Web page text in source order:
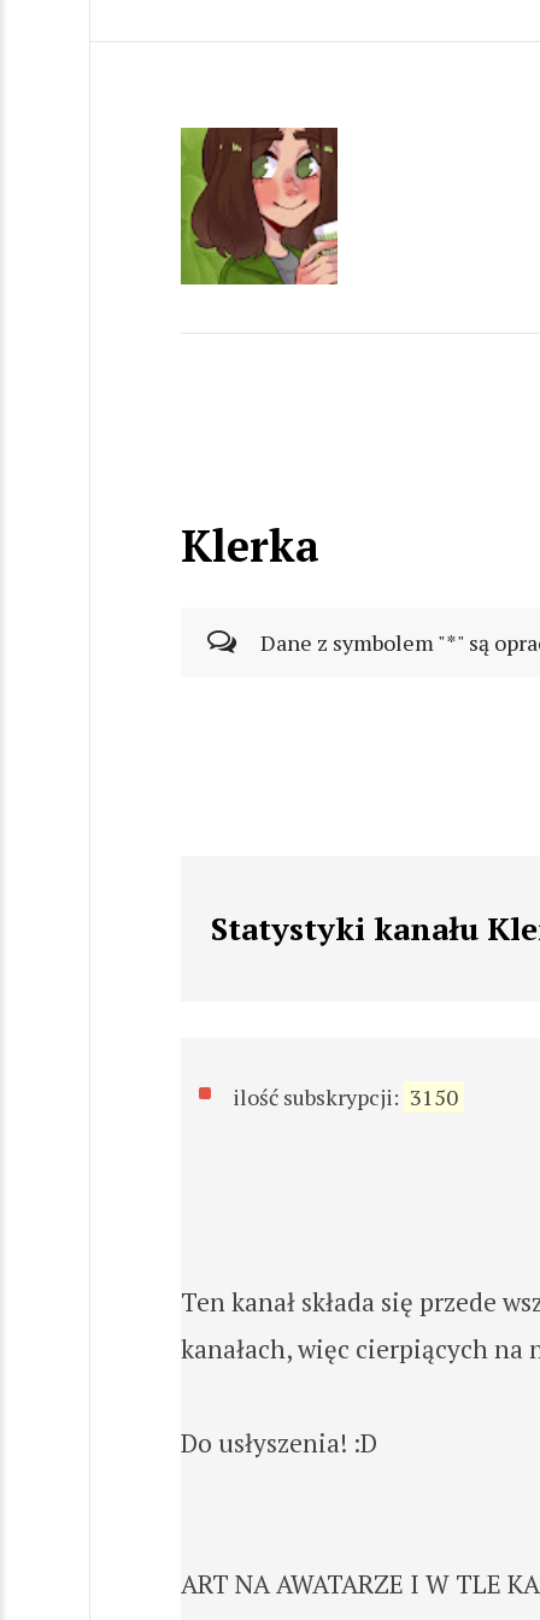
Klerka
Dane z symbolem "*" są
Statystyki kanału
ilość subskrypcji: 3150
Ten kanał składa się przede
kanałach, więc cierpiących
Do usłyszenia! :D
ART NA AWATARZE I W TLE